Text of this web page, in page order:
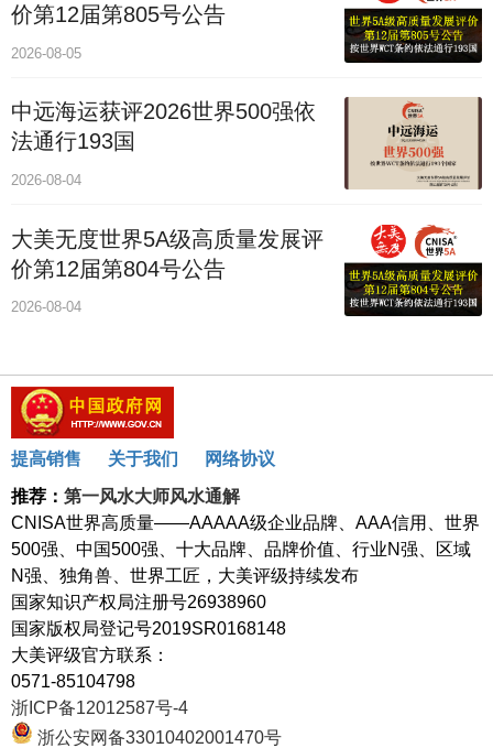
价第12届第805号公告
2026-08-05
中远海运获评2026世界500强依
法通行193国
2026-08-04
大美无度世界5A级高质量发展评
价第12届第804号公告
2026-08-04
提高销售 关于我们
网络协议
推荐： 第一风水大师风水通解
CNISA世界高质量——AAAAA级企业品牌、AAA信用、世界
500强、中国500强、十大品牌、品牌价值、行业N强、区域
N强、独角兽、世界工匠，大美评级持续发布
国家知识产权局注册号26938960
国家版权局登记号2019SR0168148
大美评级官方联系：
0571-85104798
浙ICP备12012587号-4
浙公安网备33010402001470号